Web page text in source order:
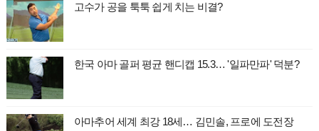
고수가 공을 툭툭 쉽게 치는 비결?
한국 아마 골퍼 평균 핸디캡 15.3… '일파만파' 덕분?
아마추어 세계 최강 18세… 김민솔, 프로에 도전장